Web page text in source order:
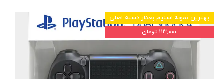
بهترین نمونه اسلیم بعداز دسته اصلی
۱۱۳,۰۰۰ تومان